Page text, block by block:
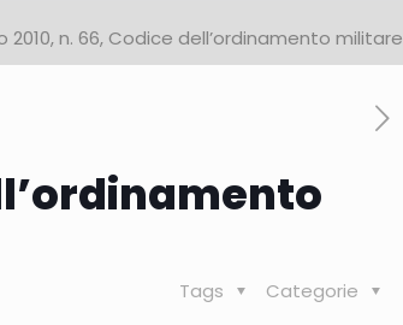
2010, n. 66, Codice dell’ordinamento militare
Categorie
Tags